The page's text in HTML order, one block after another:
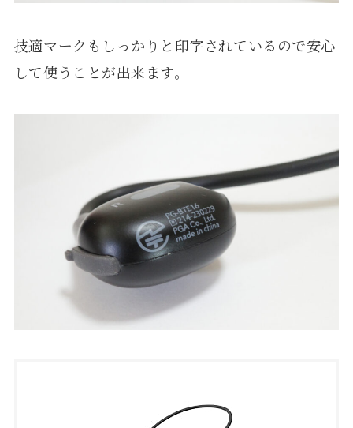
技適マークもしっかりと印字されているので安心
して使うことが出来ます。